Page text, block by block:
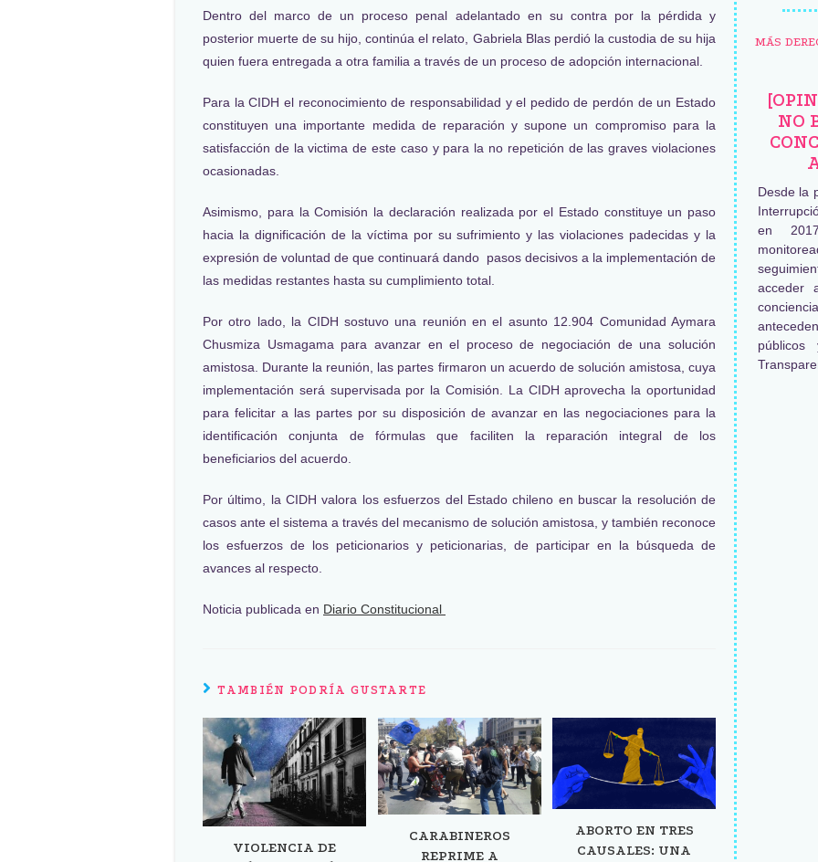
Dentro del marco de un proceso penal adelantado en su contra por la pérdida y
posterior muerte de su hijo, continúa el relato, Gabriela Blas perdió la custodia de su hija
quien fuera entregada a otra familia a través de un proceso de adopción internacional.
Para la CIDH el reconocimiento de responsabilidad y el pedido de perdón de un Estado
constituyen una importante medida de reparación y supone un compromiso para la
satisfacción de la victima de este caso y para la no repetición de las graves violaciones
ocasionadas.
Asimismo, para la Comisión la declaración realizada por el Estado constituye un paso
hacia la dignificación de la víctima por su sufrimiento y las violaciones padecidas y la
expresión de voluntad de que continuará dando pasos decisivos a la implementación de
las medidas restantes hasta su cumplimiento total.
Por otro lado, la CIDH sostuvo una reunión en el asunto 12.904 Comunidad Aymara
Chusmiza Usmagama para avanzar en el proceso de negociación de una solución
amistosa. Durante la reunión, las partes firmaron un acuerdo de solución amistosa, cuya
implementación será supervisada por la Comisión. La CIDH aprovecha la oportunidad
para felicitar a las partes por su disposición de avanzar en las negociaciones para la
identificación conjunta de fórmulas que faciliten la reparación integral de los
beneficiarios del acuerdo.
Por último, la CIDH valora los esfuerzos del Estado chileno en buscar la resolución de
casos ante el sistema a través del mecanismo de solución amistosa, y también reconoce
los esfuerzos de los peticionarios y peticionarias, de participar en la búsqueda de
avances al respecto.
Noticia publicada en Diario Constitucional
TAMBIÉN PODRÍA GUSTARTE
VIOLENCIA DE
CARABINEROS
REPRIME A
ABORTO EN TRES
CAUSALES: UNA
MÁS
NO
Desde la
en
acceder